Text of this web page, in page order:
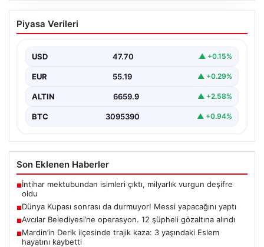
Dünya Kupası sonrası da durmuyor!
Messi yapacağını yaptı
Piyasa Verileri
USD 47.70 ▲ +0.15%
EUR 55.19 ▲ +0.29%
ALTIN 6659.9 ▲ +2.58%
BTC 3095390 ▲ +0.94%
Son Eklenen Haberler
■İntihar mektubundan isimleri çıktı, milyarlık vurgun deşifre
oldu
■Dünya Kupası sonrası da durmuyor! Messi yapacağını yaptı
■Avcılar Belediyesi’ne operasyon. 12 şüpheli gözaltına alındı
■Mardin’in Derik ilçesinde trajik kaza: 3 yaşındaki Eslem
hayatını kaybetti